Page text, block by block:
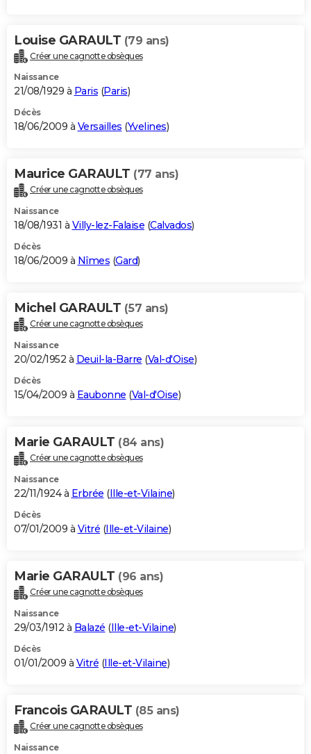
Louise GARAULT (79 ans)
Créer une cagnotte obsèques
Naissance
21/08/1929 à Paris (Paris)
Décès
18/06/2009 à Versailles (Yvelines)
Maurice GARAULT (77 ans)
Créer une cagnotte obsèques
Naissance
18/08/1931 à Villy-lez-Falaise (Calvados)
Décès
18/06/2009 à Nîmes (Gard)
Michel GARAULT (57 ans)
Créer une cagnotte obsèques
Naissance
20/02/1952 à Deuil-la-Barre (Val-d'Oise)
Décès
15/04/2009 à Eaubonne (Val-d'Oise)
Marie GARAULT (84 ans)
Créer une cagnotte obsèques
Naissance
22/11/1924 à Erbrée (Ille-et-Vilaine)
Décès
07/01/2009 à Vitré (Ille-et-Vilaine)
Marie GARAULT (96 ans)
Créer une cagnotte obsèques
Naissance
29/03/1912 à Balazé (Ille-et-Vilaine)
Décès
01/01/2009 à Vitré (Ille-et-Vilaine)
Francois GARAULT (85 ans)
Créer une cagnotte obsèques
Naissance